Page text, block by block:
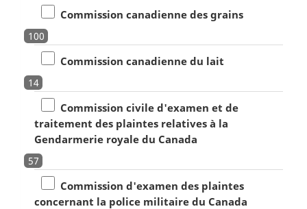
Commission canadienne des grains
100
Commission canadienne du lait
14
Commission civile d'examen et de
traitement des plaintes relatives à la
Gendarmerie royale du Canada
57
Commission d'examen des plaintes
concernant la police militaire du Canada